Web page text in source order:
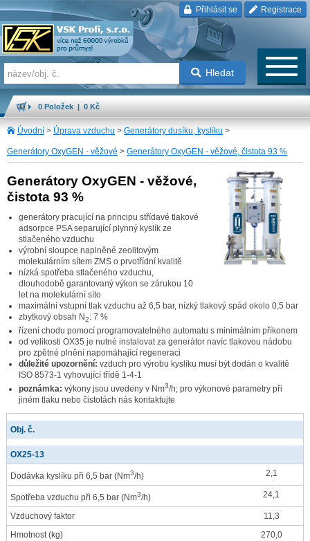
Přihlásit se Registrace
Hledat
0 Položek | 0 Kč
Úvodní > Úprava vzduchu > Generátory dusíku, kyslíku >
Generátory OxyGEN - věžové > Generátory OxyGEN - věžové, čistota 93 %
Generátory OxyGEN - věžové,
čistota 93 %
generátory pracující na principu střídavé tlakové
adsorpce PSA separující plynný kyslík ze
stlačeného vzduchu
výrobní sloupce naplněné zeolitovým
molekulárním sítem ZMS o prvotřídní kvalitě
nízká spotřeba stlačeného vzduchu,
dlouhodobě garantovaný výkon se zárukou 10
let na molekulární síto
maximální vstupní tlak vzduchu až 6,5 bar, nízký tlakový spád okolo 0,5 bar
zbytkový obsah N2: 7 %
řízení chodu pomocí programovatelného automatu s minimálním příkonem
od velikosti OX35 je nutné instalovat za generátor navíc tlakovou nádobu
pro zpětné plnění napomáhající regeneraci
důležité upozornění: vzduch pro výrobu kyslíku musí být dodán o kvalitě
ISO 8573-1 vyhovující třídě 1-4-1
poznámka: výkony jsou uvedeny v Nm3/h; pro výkonové parametry při
jiném tlaku nebo čistotách nás kontaktujte
Obj. č.
OX25-13
Dodávka kyslíku při 6,5 bar (Nm3/h) 2,1
Spotřeba vzduchu při 6,5 bar (Nm3/h) 24,1
Vzduchový faktor
11,3
Hmotnost(kg)
270,0